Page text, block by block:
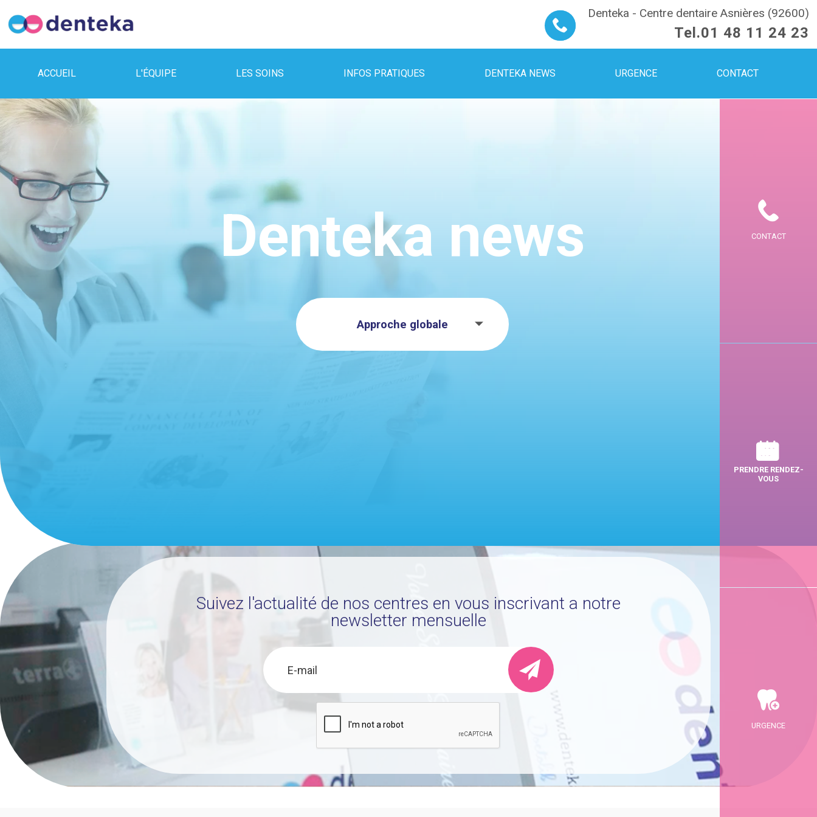
Denteka - Centre dentaire Asnières (92600)
Tel.01 48 11 24 23
ACCUEIL L'ÉQUIPE LES SOINS INFOS PRATIQUES DENTEKA NEWS URGENCE CONTACT
Denteka news
Approche globale
CONTACT
PRENDRE RENDEZ-
VOUS
URGENCE
Suivez l'actualité de nos centres en vous inscrivant a notre
newsletter mensuelle